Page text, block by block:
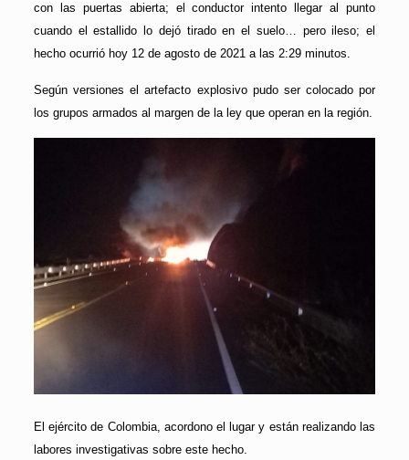
con las puertas abierta; el conductor intento llegar al punto
cuando el estallido lo dejó tirado en el suelo… pero ileso; el
hecho ocurrió hoy 12 de agosto de 2021 a las 2:29 minutos.
Según versiones el artefacto explosivo pudo ser colocado por
los grupos armados al margen de la ley que operan en la región.
El ejército de Colombia, acordono el lugar y están realizando las
labores investigativas sobre este hecho.